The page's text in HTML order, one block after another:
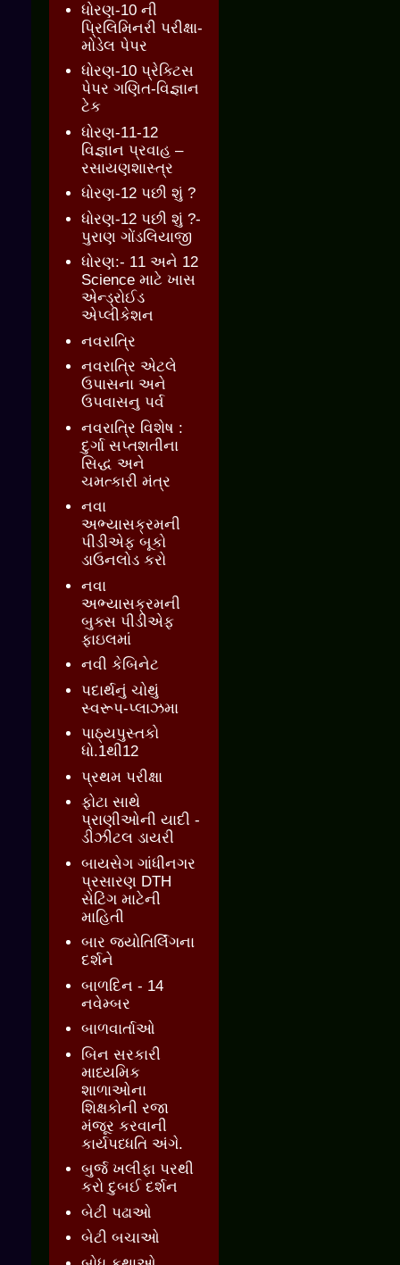
ધોરણ-10 ની
પ્રિલિમિનરી પરીક્ષા-
મોડેલ પેપર
ધોરણ-10 પ્રેક્ટિસ
પેપર ગણિત-વિજ્ઞાન
ટેક
ધોરણ-11-12
વિજ્ઞાન પ્રવાહ –
રસાયણશાસ્ત્ર
ધોરણ-12 પછી શું ?
ધોરણ-12 પછી શું ?-
પુરાણ ગોંડલિયાજી
ધોરણ:- 11 અને 12
Science માટે ખાસ
એન્ડ્રોઈડ
એપ્લીકેશન
નવરાત્રિ
નવરાત્રિ એટલે
ઉપાસના અને
ઉપવાસનુ પર્વ
નવરાત્રિ વિશેષ :
દુર્ગા સપ્તશતીના
સિદ્ધ અને
ચમત્કારી મંત્ર
નવા
અભ્યાસક્રમની
પીડીએફ બૂકો
ડાઉનલોડ કરો
નવા
અભ્યાસક્રમની
બુક્સ પીડીએફ
ફાઇલમાં
નવી કેબિનેટ
પદાર્થનું ચોથું
સ્વરૂપ-પ્લાઝમા
પાઠ્યપુસ્તકો
ધો.1થી12
પ્રથમ પરીક્ષા
ફોટા સાથે
પ્રાણીઓની યાદી -
ડીઝીટલ ડાયરી
બાયસેગ ગાંધીનગર
પ્રસારણ DTH
સેટિંગ માટેની
માહિતી
બાર જ્‍યોતિર્લિંગના
દર્શને
બાળદિન - 14
નવેમ્બર
બાળવાર્તાઓ
બિન સરકારી
માધ્યમિક
શાળાઓના
શિક્ષકોની રજા
મંજૂર કરવાની
કાર્યપધ્ધતિ અંગે.
બુર્જ ખલીફા પરથી
કરો દુબઈ દર્શન
બેટી પઢાઓ
બેટી બચાઓ